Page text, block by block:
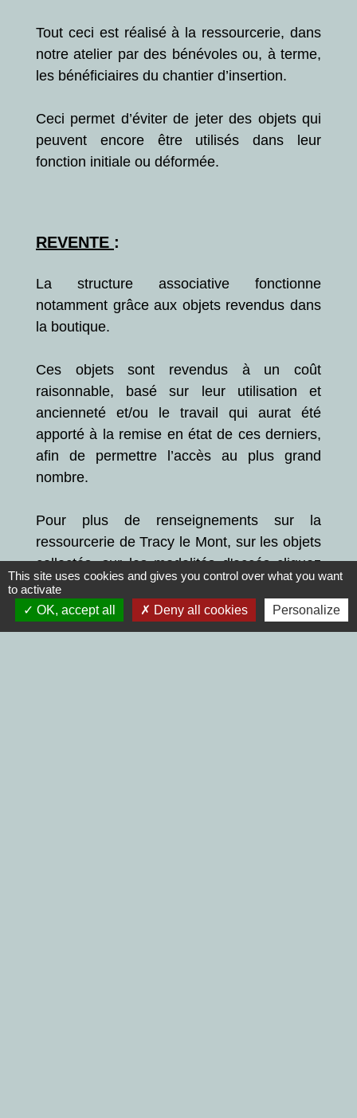
Tout ceci est réalisé à la ressourcerie, dans
notre atelier par des bénévoles ou, à terme,
les bénéficiaires du chantier d’insertion.
Ceci permet d’éviter de jeter des objets qui
peuvent encore être utilisés dans leur
fonction initiale ou déformée.
REVENTE :
La structure associative fonctionne
notamment grâce aux objets revendus dans
la boutique.
Ces objets sont revendus à un coût
raisonnable, basé sur leur utilisation et
ancienneté et/ou le travail qui aurat été
apporté à la remise en état de ces derniers,
afin de permettre l’accès au plus grand
nombre.
Pour plus de renseignements sur la
ressourcerie de Tracy le Mont, sur les objets
collectés, sur les modalités d'accés cliquez
sur le lien suivant :
This site uses cookies and gives you control over what you want
to activate
OK, accept all
Deny all cookies Personalize